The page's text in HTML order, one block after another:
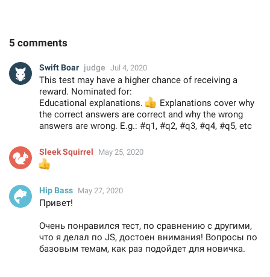
5 comments
Swift Boar judge Jul 4, 2020
This test may have a higher chance of receiving a
reward. Nominated for:
Educational explanations.
👍Explanations cover why
the correct answers are correct and why the wrong
answers are wrong. E.g.: #q1, #q2, #q3, #q4, #q5, etc
Sleek Squirrel May 25, 2020
Hip Bass May 27, 2020
Привет!
Очень понравился тест, по сравнению с другими,
что я делал по JS, достоен внимания! Вопросы по
базовым темам, как раз подойдет для новичка.